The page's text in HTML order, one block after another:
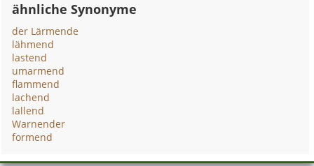
ähnliche Synonyme
der Lärmende
lähmend
lastend
umarmend
flammend
lachend
lallend
Warnender
formend